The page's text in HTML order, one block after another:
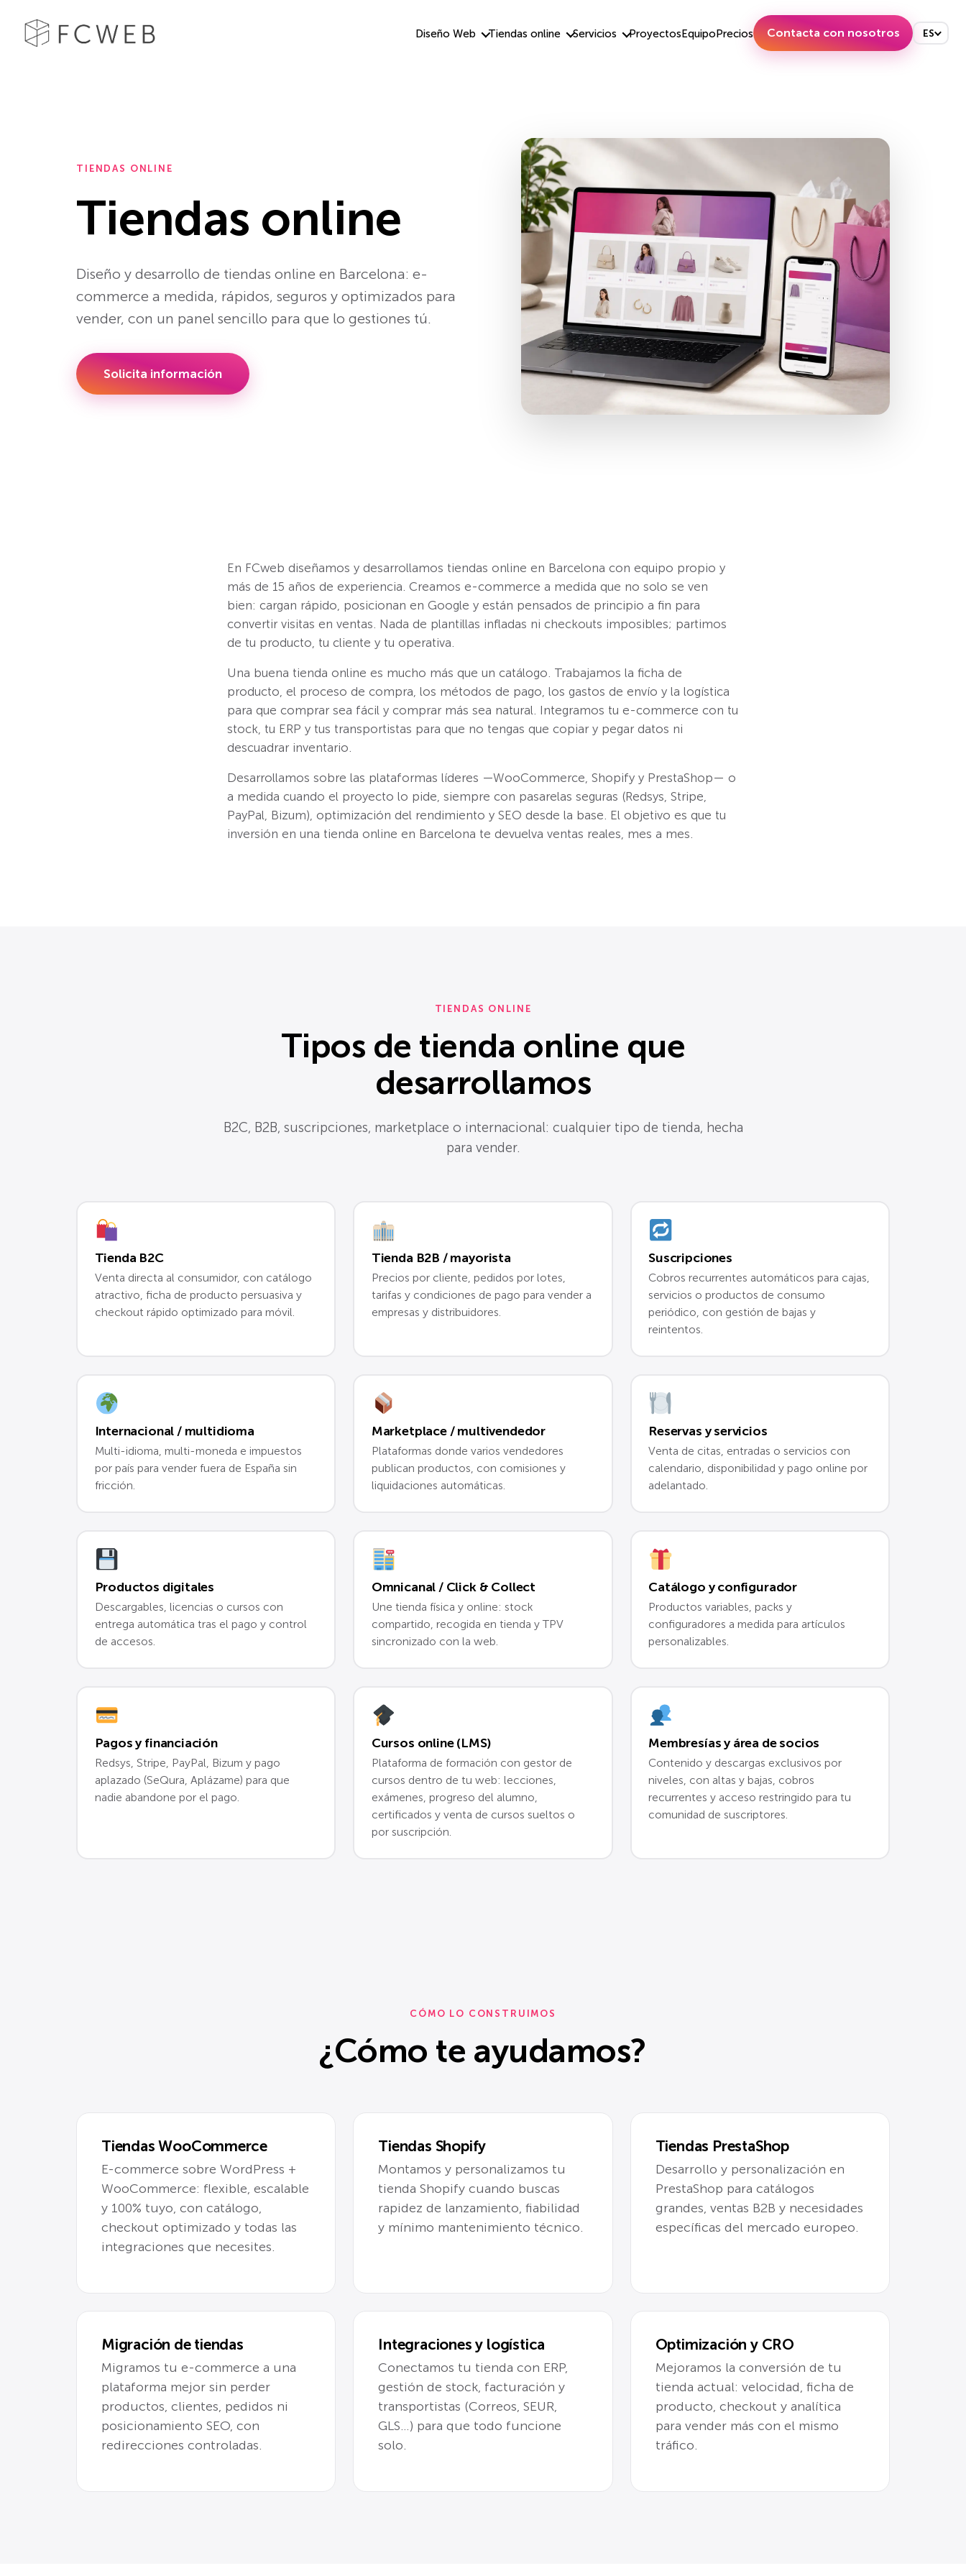
Diseño Web Tiendas online Servicios ProyectosEquipoPrecios Contacta con nosotros ES
TIENDAS ONLINE
Tiendas online
Diseño y desarrollo de tiendas online en Barcelona: e-
commerce a medida, rápidos, seguros y optimizados para
vender, con un panel sencillo para que lo gestiones tú.
Solicita información
En FCweb diseñamos y desarrollamos tiendas online en Barcelona con equipo propio y
más de 15 años de experiencia. Creamos e-commerce a medida que no solo se ven
bien: cargan rápido, posicionan en Google y están pensados de principio a fin para
convertir visitas en ventas. Nada de plantillas infladas ni checkouts imposibles; partimos
de tu producto, tu cliente y tu operativa.
Una buena tienda online es mucho más que un catálogo. Trabajamos la ficha de
producto, el proceso de compra, los métodos de pago, los gastos de envío y la logística
para que comprar sea fácil y comprar más sea natural. Integramos tu e-commerce con tu
stock, tu ERP y tus transportistas para que no tengas que copiar y pegar datos ni
descuadrar inventario.
Desarrollamos sobre las plataformas líderes —WooCommerce, Shopify y PrestaShop— o
a medida cuando el proyecto lo pide, siempre con pasarelas seguras (Redsys, Stripe,
PayPal, Bizum), optimización del rendimiento y SEO desde la base. El objetivo es que tu
inversión en una tienda online en Barcelona te devuelva ventas reales, mes a mes.
TIENDAS ONLINE
Tipos de tienda online que
desarrollamos
B2C, B2B, suscripciones, marketplace o internacional: cualquier tipo de tienda, hecha
para vender.
Tienda B2C
Venta directa al consumidor, con catálogo
atractivo, ficha de producto persuasiva y
checkout rápido optimizado para móvil.
Tienda B2B / mayorista
Precios por cliente, pedidos por lotes,
tarifas y condiciones de pago para vender a
empresas y distribuidores.
Suscripciones
Cobros recurrentes automáticos para cajas,
servicios o productos de consumo
periódico, con gestión de bajas y
reintentos.
Internacional / multidioma
Multi-idioma, multi-moneda e impuestos
por país para vender fuera de España sin
fricción.
Marketplace / multivendedor
Plataformas donde varios vendedores
publican productos, con comisiones y
liquidaciones automáticas.
Reservas y servicios
Venta de citas, entradas o servicios con
calendario, disponibilidad y pago online por
adelantado.
Productos digitales
Descargables, licencias o cursos con
entrega automática tras el pago y control
de accesos.
Omnicanal / Click & Collect
Une tienda física y online: stock
compartido, recogida en tienda y TPV
sincronizado con la web.
Catálogo y configurador
Productos variables, packs y
configuradores a medida para artículos
personalizables.
Pagos y financiación
Redsys, Stripe, PayPal, Bizum y pago
aplazado (SeQura, Aplázame) para que
nadie abandone por el pago.
Cursos online (LMS)
Plataforma de formación con gestor de
cursos dentro de tu web: lecciones,
exámenes, progreso del alumno,
certificados y venta de cursos sueltos o
por suscripción.
Membresías y área de socios
Contenido y descargas exclusivos por
niveles, con altas y bajas, cobros
recurrentes y acceso restringido para tu
comunidad de suscriptores.
CÓMO LO CONSTRUIMOS
¿Cómo te ayudamos?
Tiendas WooCommerce
E-commerce sobre WordPress +
WooCommerce: flexible, escalable
y 100% tuyo, con catálogo,
checkout optimizado y todas las
integraciones que necesites.
Tiendas Shopify
Montamos y personalizamos tu
tienda Shopify cuando buscas
rapidez de lanzamiento, fiabilidad
y mínimo mantenimiento técnico.
Tiendas PrestaShop
Desarrollo y personalización en
PrestaShop para catálogos
grandes, ventas B2B y necesidades
específicas del mercado europeo.
Migración de tiendas
Migramos tu e-commerce a una
plataforma mejor sin perder
productos, clientes, pedidos ni
posicionamiento SEO, con
redirecciones controladas.
Integraciones y logística
Conectamos tu tienda con ERP,
gestión de stock, facturación y
transportistas (Correos, SEUR,
GLS…) para que todo funcione
solo.
Optimización y CRO
Mejoramos la conversión de tu
tienda actual: velocidad, ficha de
producto, checkout y analítica
para vender más con el mismo
tráfico.